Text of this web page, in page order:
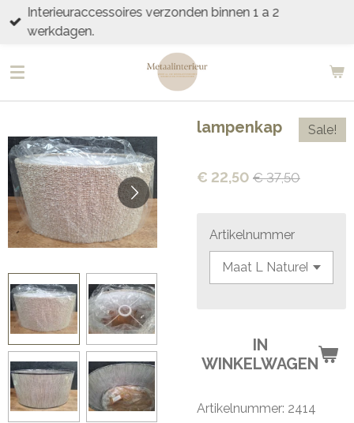
Ga
direct
de
Interieuraccessoires verzonden binnen 1 a 2
werkdagen.
lampenkap Sale!
€ 22,50 € 37,50
Artikelnummer
IN
WINKELWAGEN
Artikelnummer: 2414